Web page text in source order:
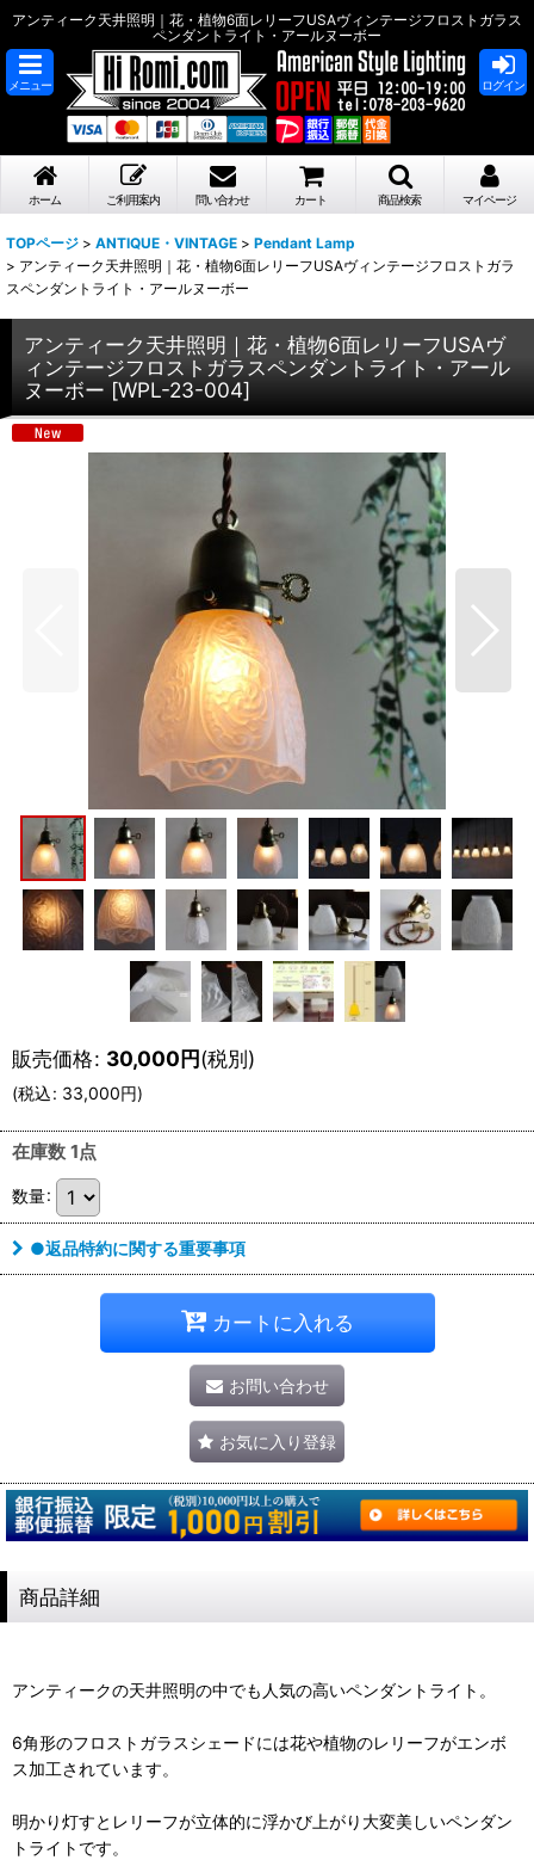
アンティーク天井照明｜花・植物6面レリーフUSAヴィンテージフロストガラス
ペンダントライト・アールヌーボー
メニュー ログイン
ホーム ご利用案内 問い合わせ カート 商品検索 マイページ
TOPページ > ANTIQUE・VINTAGE > Pendant Lamp
> アンティーク天井照明｜花・植物6面レリーフUSAヴィンテージフロストガラ
スペンダントライト・アールヌーボー
アンティーク天井照明｜花・植物6面レリーフUSAヴ
ィンテージフロストガラスペンダントライト・アール
ヌーボー [WPL-23-004]
販売価格: 30,000円(税別)
(税込: 33,000円)
在庫数 1点
数量:
●返品特約に関する重要事項
カートに入れる
お問い合わせ
お気に入り登録
商品詳細
アンティークの天井照明の中でも人気の高いペンダントライト。
6角形のフロストガラスシェードには花や植物のレリーフがエンボ
ス加工されています。
明かり灯すとレリーフが立体的に浮かび上がり大変美しいペンダン
トライトです。